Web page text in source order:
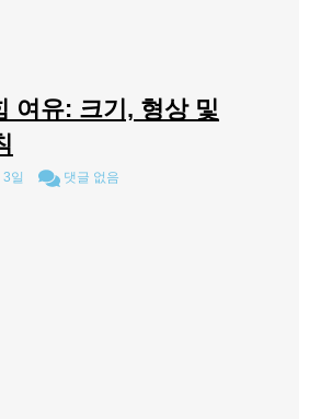
여유: 크기, 형상 및
일 댓글 없음